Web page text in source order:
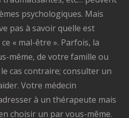
psychologiques. Mais
pas à savoir quelle est
« mal-être ». Parfois, la
même, de votre famille ou
cas contraire; consulter un
Votre médecin
à un thérapeute mais
choisir un par vous-même.